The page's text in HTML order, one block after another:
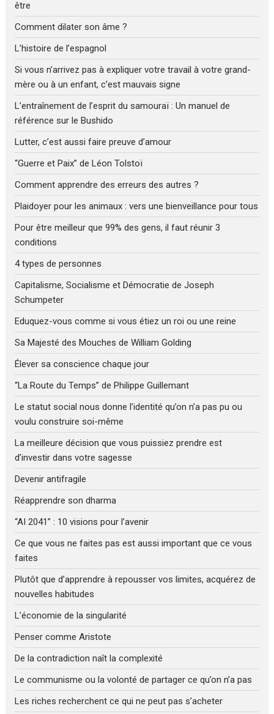
être
Comment dilater son âme ?
L’histoire de l’espagnol
Si vous n’arrivez pas à expliquer votre travail à votre grand-
mère ou à un enfant, c’est mauvais signe
L’entraînement de l’esprit du samouraï : Un manuel de
référence sur le Bushido
Lutter, c’est aussi faire preuve d’amour
“Guerre et Paix” de Léon Tolstoï
Comment apprendre des erreurs des autres ?
Plaidoyer pour les animaux : vers une bienveillance pour tous
Pour être meilleur que 99% des gens, il faut réunir 3
conditions
4 types de personnes
Capitalisme, Socialisme et Démocratie de Joseph
Schumpeter
Eduquez-vous comme si vous étiez un roi ou une reine
Sa Majesté des Mouches de William Golding
Élever sa conscience chaque jour
“La Route du Temps” de Philippe Guillemant
Le statut social nous donne l’identité qu’on n’a pas pu ou
voulu construire soi-même
La meilleure décision que vous puissiez prendre est
d’investir dans votre sagesse
Devenir antifragile
Réapprendre son dharma
“AI 2041” : 10 visions pour l’avenir
Ce que vous ne faites pas est aussi important que ce vous
faites
Plutôt que d’apprendre à repousser vos limites, acquérez de
nouvelles habitudes
L’économie de la singularité
Penser comme Aristote
De la contradiction naît la complexité
Le communisme ou la volonté de partager ce qu’on n’a pas
Les riches recherchent ce qui ne peut pas s’acheter